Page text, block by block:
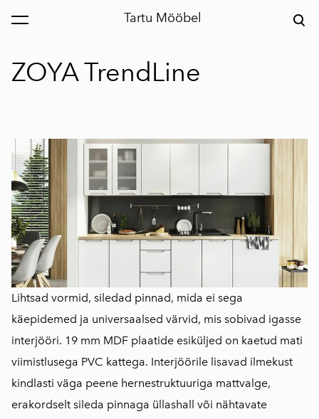
Tartu Mööbel
lisati ostukorvi. Vaata ostukorvi
ZOYA TrendLine
Lihtsad vormid, siledad pinnad, mida ei sega
käepidemed ja universaalsed värvid, mis sobivad igasse
interjööri. 19 mm MDF plaatide esiküljed on kaetud mati
viimistlusega PVC kattega. Interjöörile lisavad ilmekust
kindlasti väga peene hernestruktuuriga mattvalge,
erakordselt sileda pinnaga üllashall või nähtavate